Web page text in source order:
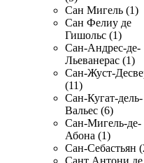
Сан Мигель (1)
Сан Фелиу де
Гишольс (1)
Сан-Андрес-де-
Льеванерас (1)
Сан-Жуст-
(11)
Сан-Кугат-дель-
Вальес (6)
Сан-Мигель-де-
Абона (1)
Сан-Себастьян
Сант Антони де